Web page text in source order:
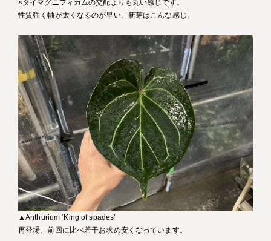
×タイマグニフィカムの交配よりも丸い感じです。
性質強く軸が太くなるのが早い。新芽はこんな感じ。
▲Anthurium ‘King of spades’
再登場、前回に比べ若干お求め安くなっています。